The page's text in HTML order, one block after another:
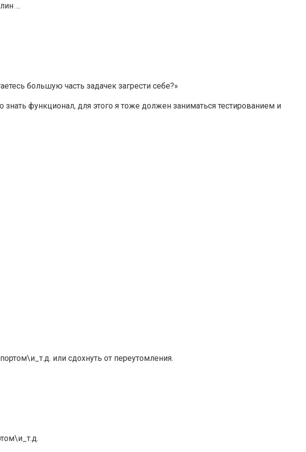
…
большую часть задачек загрести себе?»
функционал, для этого я тоже должен заниматься тестированием и
или сдохнуть от переутомления.